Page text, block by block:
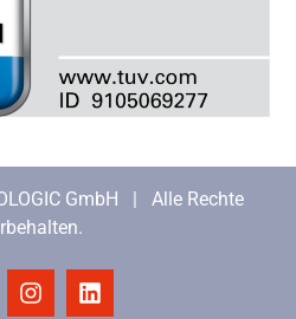
GmbH | Alle Rechte